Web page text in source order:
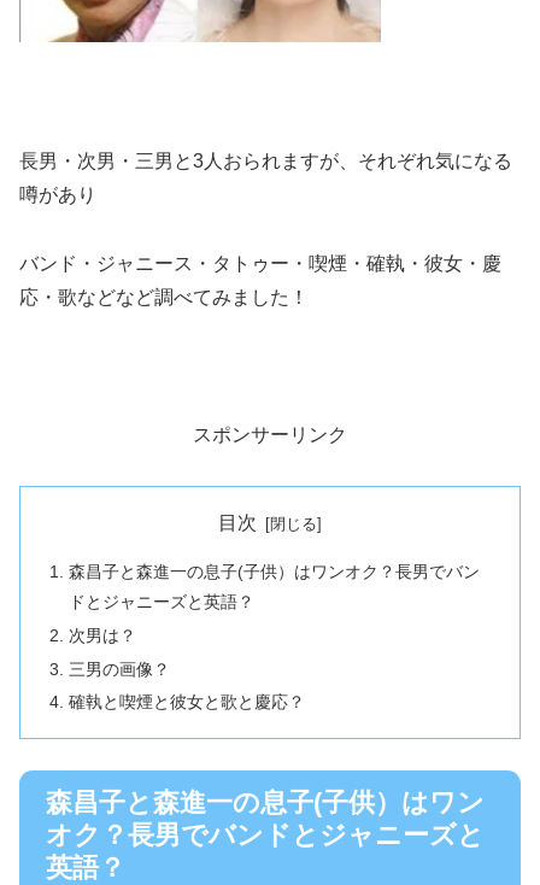
長男・次男・三男と3人おられますが、それぞれ気になる
噂があり
バンド・ジャニース・タトゥー・喫煙・確執・彼女・慶
応・歌などなど調べてみました！
スポンサーリンク
目次
森昌子と森進一の息子(子供）はワンオク？長男でバン
ドとジャニーズと英語？
次男は？
三男の画像？
確執と喫煙と彼女と歌と慶応？
森昌子と森進一の息子(子供）はワン
オク？長男でバンドとジャニーズと
英語？